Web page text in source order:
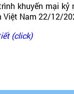
khuyến mại
Việt Nam 22/12/
(click)